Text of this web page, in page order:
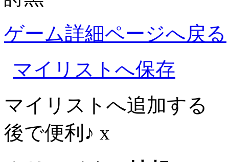
ゲーム詳細ページへ戻る
マイリストへ保存
マイリストへ追加する
後で便利♪ x